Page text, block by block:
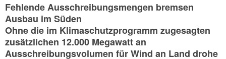
Fehlende Ausschreibungsmengen bremsen
Ausbau im Süden
Ohne die im Klimaschutzprogramm zugesagten
zusätzlichen 12.000 Megawatt an
Ausschreibungsvolumen für Wind an Land drohe